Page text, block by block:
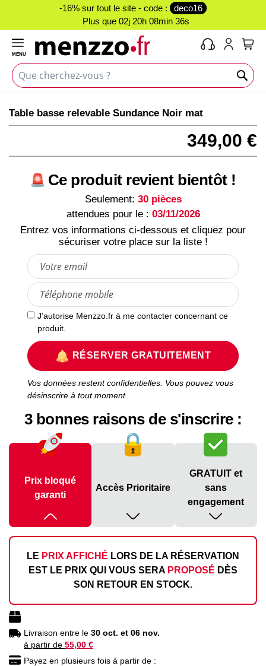
-16% sur tout le site - code :
deco16
Plus que 02j 20h 08min 35s
MENU
to
the
images
gallery
to
the
images
gallery
Table basse relevable Sundance Noir mat
349,00 €
Ce produit revient bientôt !
Seulement: 30 pièces
attendues pour le : 03/11/2026
Entrez vos informations ci-dessous et cliquez pour
sécuriser votre place sur la liste !
J’autorise Menzzo.fr à me contacter concernant ce
produit.
RÉSERVER GRATUITEMENT
Vos données restent confidentielles. Vous pouvez vous
désinscrire à tout moment.
3 bonnes raisons de s'inscrire :
Prix bloqué
garanti
Accès Prioritaire
GRATUIT et
sans
engagement
LE PRIX AFFICHÉ LORS DE LA RÉSERVATION
EST LE PRIX QUI VOUS SERA PROPOSÉ DÈS
SON RETOUR EN STOCK.
Livraison entre le 30 oct. et 06 nov.
à partir de 55,00 €
Payez en plusieurs fois à partir de :